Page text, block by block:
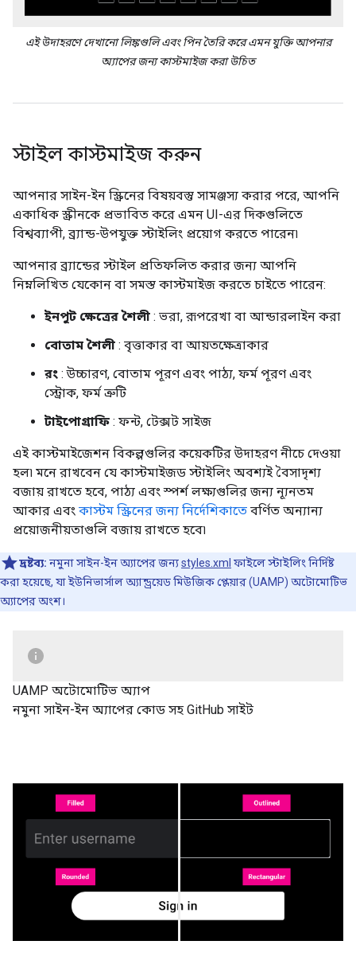
এই উদাহরণে দেখানো লিঙ্কগুলি এবং পিন তৈরি করে এমন যুক্তি আপনার
অ্যাপের জন্য কাস্টমাইজ করা উচিত
স্টাইল কাস্টমাইজ করুন
আপনার সাইন-ইন স্ক্রিনের বিষয়বস্তু সামঞ্জস্য করার পরে, আপনি
একাধিক স্ক্রীনকে প্রভাবিত করে এমন UI-এর দিকগুলিতে
বিশ্বব্যাপী, ব্র্যান্ড-উপযুক্ত স্টাইলিং প্রয়োগ করতে পারেন৷
আপনার ব্র্যান্ডের স্টাইল প্রতিফলিত করার জন্য আপনি
নিম্নলিখিত যেকোন বা সমস্ত কাস্টমাইজ করতে চাইতে পারেন:
ইনপুট ক্ষেত্রের শৈলী : ভরা, রূপরেখা বা আন্ডারলাইন করা
বোতাম শৈলী : বৃত্তাকার বা আয়তক্ষেত্রাকার
রং : উচ্চারণ, বোতাম পূরণ এবং পাঠ্য, ফর্ম পূরণ এবং
স্ট্রোক, ফর্ম ত্রুটি
টাইপোগ্রাফি : ফন্ট, টেক্সট সাইজ
এই কাস্টমাইজেশন বিকল্পগুলির কয়েকটির উদাহরণ নীচে দেওয়া
হল৷ মনে রাখবেন যে কাস্টমাইজড স্টাইলিং অবশ্যই বৈসাদৃশ্য
বজায় রাখতে হবে, পাঠ্য এবং স্পর্শ লক্ষ্যগুলির জন্য ন্যূনতম
আকার এবং কাস্টম স্ক্রিনের জন্য নির্দেশিকাতে বর্ণিত অন্যান্য
প্রয়োজনীয়তাগুলি বজায় রাখতে হবে৷
দ্রষ্টব্য: নমুনা সাইন-ইন অ্যাপের জন্যstyles.xml ফাইলে স্টাইলিং নির্দিষ্ট
করা হয়েছে, যা ইউনিভার্সাল অ্যান্ড্রয়েড মিউজিক প্লেয়ার (UAMP) অটোমোটিভ
অ্যাপের অংশ।
UAMP অটোমোটিভ অ্যাপ
নমুনা সাইন-ইন অ্যাপের কোড সহ GitHub সাইট